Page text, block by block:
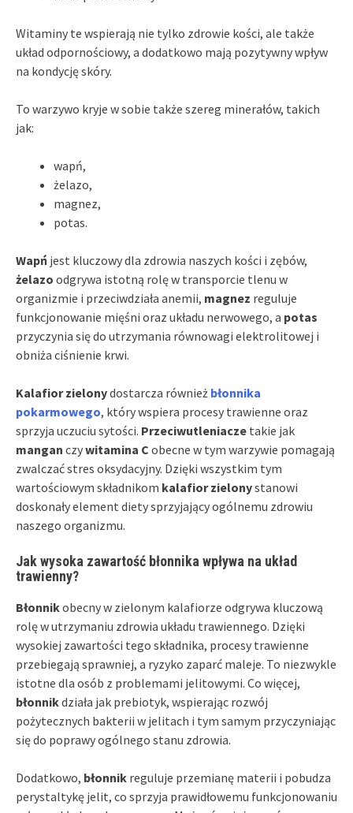
Witaminy te wspierają nie tylko zdrowie kości, ale także
układ odpornościowy, a dodatkowo mają pozytywny wpływ
na kondycję skóry.
To warzywo kryje w sobie także szereg minerałów, takich
jak:
wapń,
żelazo,
magnez,
potas.
Wapń jest kluczowy dla zdrowia naszych kości i zębów,
żelazo odgrywa istotną rolę w transporcie tlenu w
organizmie i przeciwdziała anemii, magnez reguluje
funkcjonowanie mięśni oraz układu nerwowego, a potas
przyczynia się do utrzymania równowagi elektrolitowej i
obniża ciśnienie krwi.
Kalafior zielonydostarcza również błonnika
pokarmowego, który wspiera procesy trawienne oraz
sprzyja uczuciu sytości. Przeciwutleniacze takie jak
mangan czywitamina C obecne w tym warzywie pomagają
zwalczać stres oksydacyjny. Dzięki wszystkim tym
wartościowym składnikom kalafior zielonystanowi
doskonały element diety sprzyjający ogólnemu zdrowiu
naszego organizmu.
Jak wysoka zawartość błonnika wpływa na układ
trawienny?
Błonnikobecny w zielonym kalafiorze odgrywa kluczową
rolę w utrzymaniu zdrowia układu trawiennego. Dzięki
wysokiej zawartości tego składnika, procesy trawienne
przebiegają sprawniej, a ryzyko zaparć maleje. To niezwykle
istotne dla osób z problemami jelitowymi. Co więcej,
błonnikdziała jak prebiotyk, wspierając rozwój
pożytecznych bakterii w jelitach i tym samym przyczyniając
się do poprawy ogólnego stanu zdrowia.
Dodatkowo, błonnik reguluje przemianę materii i pobudza
perystaltykę jelit, co sprzyja prawidłowemu funkcjonowaniu